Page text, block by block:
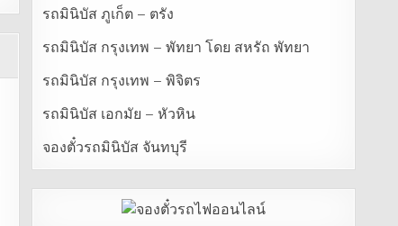
รถมินิบัส ภูเก็ต – ตรัง
รถมินิบัส กรุงเทพ – พัทยา โดย สหรัถ พัทยา
รถมินิบัส กรุงเทพ – พิจิตร
รถมินิบัส เอกมัย – หัวหิน
จองตั๋วรถมินิบัส จันทบุรี